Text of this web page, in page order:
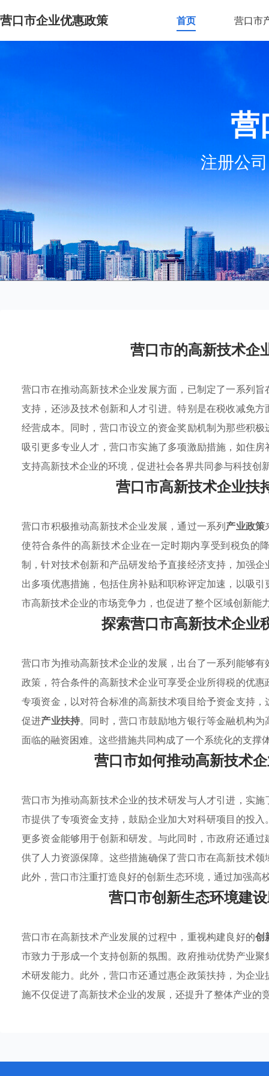
营口市企业优惠政策 首页 营口市
营
注册公
营口市的高新技术企
营口市在推动高新技术企业发展方面，已制定了一系列
支持，还涉及技术创新和人才引进。特别是在税收减免
经营成本。同时，营口市设立的资金奖励机制为那些积
吸引更多专业人才，营口市实施了多项激励措施，如住
支持高新技术企业的环境，促进社会各界共同参与科技创
营口市高新技术企业扶
营口市积极推动高新技术企业发展，通过一系列产业政策
使符合条件的高新技术企业在一定时期内享受到税负的
制，针对技术创新和产品研发给予直接经济支持，加强
出多项优惠措施，包括住房补贴和职称评定加速，以吸
市高新技术企业的市场竞争力，也促进了整个区域创新能
探索营口市高新技术企业
营口市为推动高新技术企业的发展，出台了一系列能够
政策，符合条件的高新技术企业可享受企业所得税的优
专项资金，以对符合标准的高新技术项目给予资金支持
促进产业扶持。同时，营口市鼓励地方银行等金融机构
面临的融资困难。这些措施共同构成了一个系统化的支
营口市如何推动高新技术
营口市为推动高新技术企业的技术研发与人才引进，实施
市提供了专项资金支持，鼓励企业加大对科研项目的投
更多资金能够用于创新和研发。与此同时，市政府还通
供了人力资源保障。这些措施确保了营口市在高新技术
此外，营口市注重打造良好的创新生态环境，通过加强
营口市创新生态环境建
营口市在高新技术产业发展的过程中，重视构建良好的创
市致力于形成一个支持创新的氛围。政府推动优势产业
术研发能力。此外，营口市还通过惠企政策扶持，为企
施不仅促进了高新技术企业的发展，还提升了整体产业